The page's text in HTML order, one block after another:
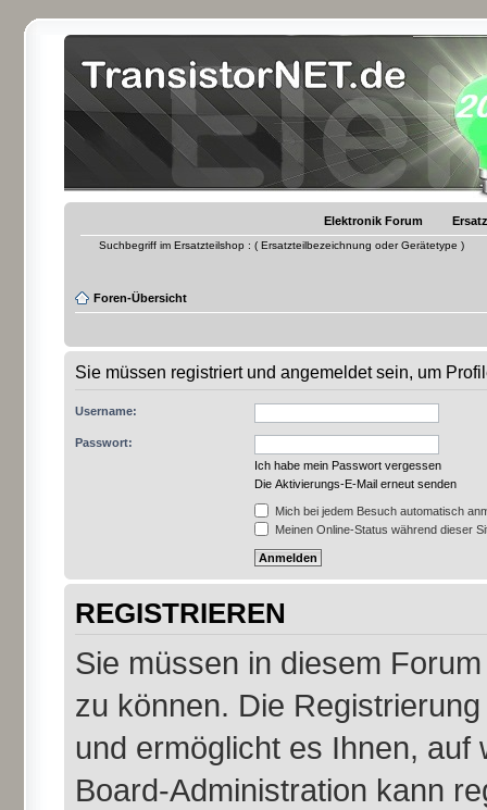
Elektronik Forum
Suchbegriff im Ersatzteilshop : ( Ersatzteilbezeichnung oder Gerätetype )
Foren-Übersicht
Sie müssen registriert und angemeldet sein, um
Username:
Passwort:
Ich habe mein Passwort vergessen
Die Aktivierungs-E-Mail erneut senden
Mich bei jedem Besuch automatisch
Meinen Online-Status während dieser
REGISTRIEREN
Sie müssen in diesem
zu können. Die
und ermöglicht es Ihnen,
Board-Administration kann